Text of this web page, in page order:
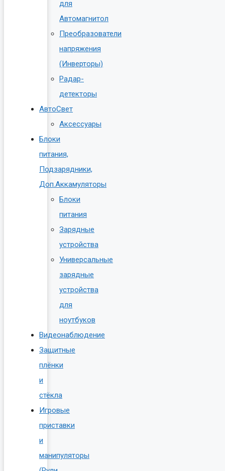
для
Автомагнитол
Преобразователи
напряжения
(Инверторы)
Радар-
детекторы
АвтоСвет
Аксессуары
Блоки
питания,
Подзарядники,
Доп.Аккамуляторы
Блоки
питания
Зарядные
устройства
Универсальные
зарядные
устройства
для
ноутбуков
Видеонаблюдение
Защитные
плёнки
и
стёкла
Игровые
приставки
и
манипуляторы